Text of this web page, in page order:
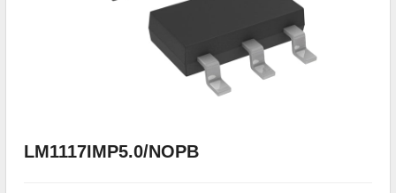
LM1117IMP5.0/NOPB